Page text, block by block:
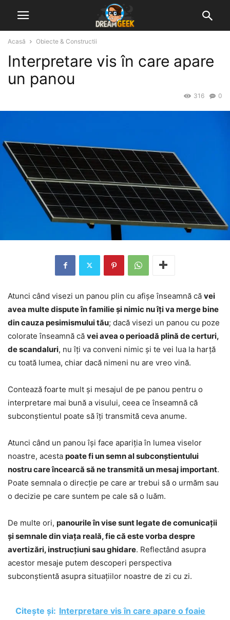
Acasă Obiecte & Constructii
Interpretare vis în care apare
un panou
0
316
Atunci când visezi un panou plin cu afișe înseamnă că vei
avea multe dispute în familie și nimic nu îți va merge bine
din cauza pesimismului tău; dacă visezi un panou cu poze
colorate înseamnă că vei avea o perioadă plină de certuri,
de scandaluri, nu îți va conveni nimic și te vei lua la harță
cu toată lumea, chiar dacă nimeni nu are vreo vină.
Contează foarte mult și mesajul de pe panou pentru o
interpretare mai bună a visului, ceea ce înseamnă că
subconștientul poate să îți transmită ceva anume.
Atunci când un panou își face apariția în lumea viselor
noastre, acesta poate fi un semn al subconștientului
nostru care încearcă să ne transmită un mesaj important.
Poate semnala o direcție pe care ar trebui să o urmăm sau
o decizie pe care suntem pe cale să o luăm.
De multe ori, panourile în vise sunt legate de comunicații
și semnale din viața reală, fie că este vorba despre
avertizări, instrucțiuni sau ghidare. Reflectând asupra
acestor mesaje putem descoperi perspectiva
subconștientă asupra situațiilor noastre de zi cu zi.
Citește și: Interpretare vis în care apare o foaie